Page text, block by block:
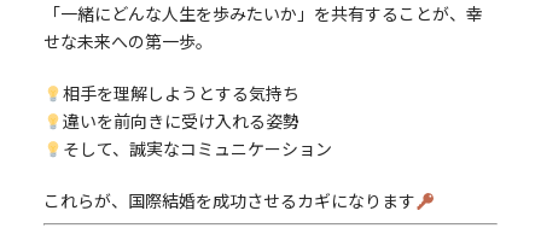
「一緒にどんな人生を歩みたいか」を共有することが、幸
せな未来への第一歩。
相手を理解しようとする気持ち
違いを前向きに受け入れる姿勢
そして、誠実なコミュニケーション
これらが、国際結婚を成功させるカギになります